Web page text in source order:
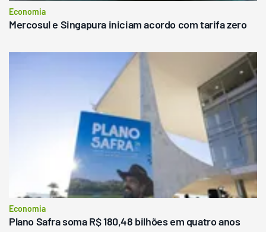
Economia
Mercosul e Singapura iniciam acordo com tarifa zero
Economia
Plano Safra soma R$ 180,48 bilhões em quatro anos